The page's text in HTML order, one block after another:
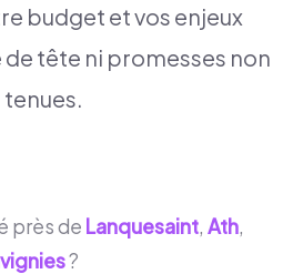
budget et vos enjeux
de tête ni promesses non
tenues.
près de Lanquesaint, Ath,
?